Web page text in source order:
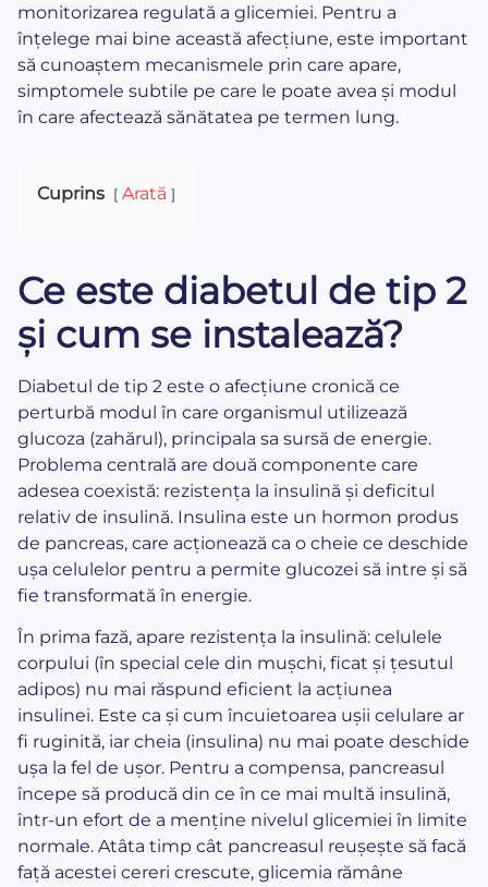
monitorizarea regulată a glicemiei. Pentru a
înțelege mai bine această afecțiune, este important
să cunoaștem mecanismele prin care apare,
simptomele subtile pe care le poate avea și modul
în care afectează sănătatea pe termen lung.
Cuprins Arată
Ce este diabetul de tip 2
și cum se instalează?
Diabetul de tip 2 este o afecțiune cronică ce
perturbă modul în care organismul utilizează
glucoza (zahărul), principala sa sursă de energie.
Problema centrală are două componente care
adesea coexistă: rezistența la insulină și deficitul
relativ de insulină. Insulina este un hormon produs
de pancreas, care acționează ca o cheie ce deschide
ușa celulelor pentru a permite glucozei să intre și să
fie transformată în energie.
În prima fază, apare rezistența la insulină: celulele
corpului (în special cele din mușchi, ficat și țesutul
adipos) nu mai răspund eficient la acțiunea
insulinei. Este ca și cum încuietoarea ușii celulare ar
fi ruginită, iar cheia (insulina) nu mai poate deschide
ușa la fel de ușor. Pentru a compensa, pancreasul
începe să producă din ce în ce mai multă insulină,
într-un efort de a menține nivelul glicemiei în limite
normale. Atâta timp cât pancreasul reușește să facă
față acestei cereri crescute, glicemia rămâne